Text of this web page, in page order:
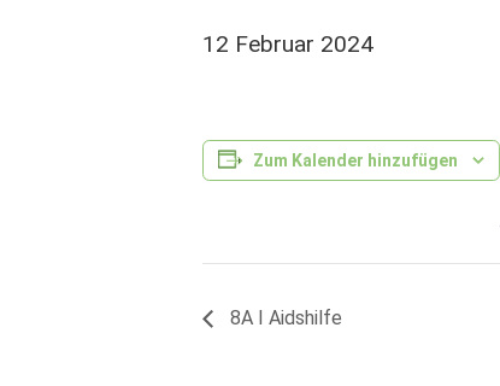
12 Februar 2024
Zum Kalender hinzufügen
8A I Aidshilfe